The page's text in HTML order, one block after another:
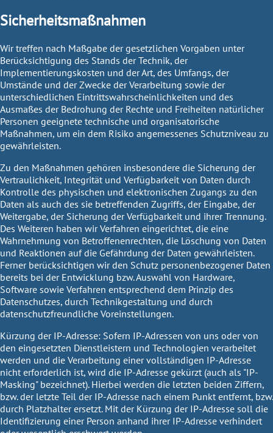
Sicherheitsmaßnahmen
Wir treffen nach Maßgabe der gesetzlichen Vorgaben unter
Berücksichtigung des Stands der Technik, der
Implementierungskosten und der Art, des Umfangs, der
Umstände und der Zwecke der Verarbeitung sowie der
unterschiedlichen Eintrittswahrscheinlichkeiten und des
Ausmaßes der Bedrohung der Rechte und Freiheiten natürlicher
Personen geeignete technische und organisatorische
Maßnahmen, um ein dem Risiko angemessenes Schutzniveau zu
gewährleisten.
Zu den Maßnahmen gehören insbesondere die Sicherung der
Vertraulichkeit, Integrität und Verfügbarkeit von Daten durch
Kontrolle des physischen und elektronischen Zugangs zu den
Daten als auch des sie betreffenden Zugriffs, der Eingabe, der
Weitergabe, der Sicherung der Verfügbarkeit und ihrer Trennung.
Des Weiteren haben wir Verfahren eingerichtet, die eine
Wahrnehmung von Betroffenenrechten, die Löschung von Daten
und Reaktionen auf die Gefährdung der Daten gewährleisten.
Ferner berücksichtigen wir den Schutz personenbezogener Daten
bereits bei der Entwicklung bzw. Auswahl von Hardware,
Software sowie Verfahren entsprechend dem Prinzip des
Datenschutzes, durch Technikgestaltung und durch
datenschutzfreundliche Voreinstellungen.
Kürzung der IP-Adresse: Sofern IP-Adressen von uns oder von
den eingesetzten Dienstleistern und Technologien verarbeitet
werden und die Verarbeitung einer vollständigen IP-Adresse
nicht erforderlich ist, wird die IP-Adresse gekürzt (auch als "IP-
Masking" bezeichnet). Hierbei werden die letzten beiden Ziffern,
bzw. der letzte Teil der IP-Adresse nach einem Punkt entfernt, bzw.
durch Platzhalter ersetzt. Mit der Kürzung der IP-Adresse soll die
Identifizierung einer Person anhand ihrer IP-Adresse verhindert